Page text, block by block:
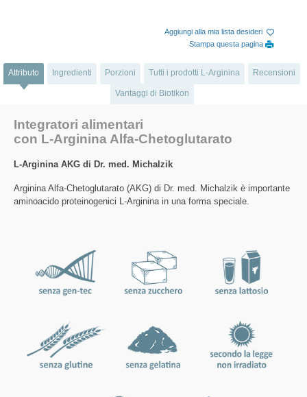
Aggiungi alla mia lista desideri
Stampa questa pagina
Attributo Ingredienti Porzioni Tutti i prodotti L-Arginina Recensioni
Vantaggi di Biotikon
Integratori alimentari
con L-Arginina Alfa-Chetoglutarato
L-Arginina AKG di Dr. med. Michalzik
Arginina Alfa-Chetoglutarato (AKG) di Dr. med. Michalzik è importante
aminoacido proteinogenici L-Arginina in una forma speciale.